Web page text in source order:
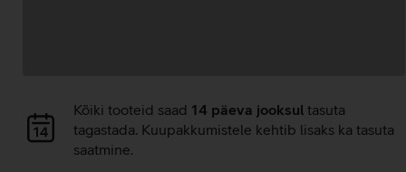
laadimine
Andmete
laadimine
Kõiki tooteid saad 14 päeva jooksul tasuta
tagastada. Kuupakkumistele kehtib lisaks ka tasuta
saatmine.